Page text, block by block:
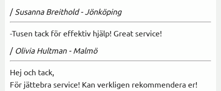
/ Susanna Breithold - Jönköping
-Tusen tack för effektiv hjälp! Great service!
/ Olivia Hultman - Malmö
Hej och tack,
För jättebra service! Kan verkligen rekommendera er!